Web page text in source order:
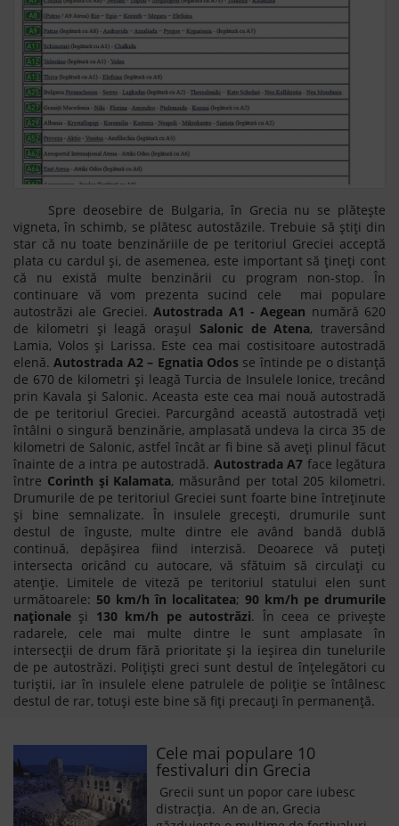
Spre deosebire de Bulgaria, în Grecia nu se plătește
vigneta, în schimb, se plătesc autostăzile. Trebuie să știți din
star că nu toate benzinăriile de pe teritoriul Greciei acceptă
plata cu cardul și, de asemenea, este important să țineți cont
că nu există multe benzinării cu program non-stop. În
continuare vă vom prezenta sucind cele mai populare
autostrăzi ale Greciei.Autostrada A1 - Aegean numără 620
de kilometri și leagă orașul Salonic de Atena, traversând
Lamia, Volos și Larissa. Este cea mai costisitoare autostradă
elenă.Autostrada A2 – Egnatia Odos se întinde pe o distanță
de 670 de kilometri și leagă Turcia de Insulele Ionice, trecând
prin Kavala și Salonic. Aceasta este cea mai nouă autostradă
de pe teritoriul Greciei. Parcurgând această autostradă veți
întâlni o singură benzinărie, amplasată undeva la circa 35 de
kilometri de Salonic, astfel încât ar fi bine să aveți plinul făcut
înainte de a intra pe autostradă. Autostrada A7 face legătura
între Corinth și Kalamata, măsurând per total 205 kilometri.
Drumurile de pe teritoriul Greciei sunt foarte bine întreținute
și bine semnalizate. În insulele grecești, drumurile sunt
destul de înguste, multe dintre ele având bandă dublă
continuă, depășirea fiind interzisă. Deoarece vă puteți
intersecta oricând cu autocare, vă sfătuim să circulați cu
atenție. Limitele de viteză pe teritoriul statului elen sunt
următoarele: 50 km/h în localitatea; 90 km/h pe drumurile
naţionale şi 130 km/h pe autostrăzi. În ceea ce priveşte
radarele, cele mai multe dintre le sunt amplasate în
intersecții de drum fără prioritate și la ieșirea din tunelurile
de pe autostrăzi. Polițiști greci sunt destul de înțelegători cu
turiștii, iar în insulele elene patrulele de poliție se întâlnesc
destul de rar, totuși este bine să fiți precauți în permanență.
Cele mai populare 10
festivaluri din Grecia
Grecii sunt un popor care iubesc
distracția. An de an, Grecia